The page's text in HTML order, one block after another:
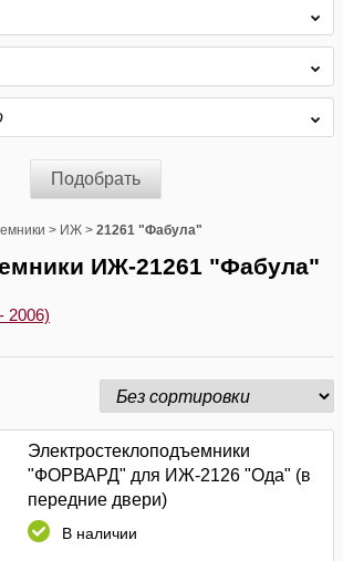
Подобрать
> ИЖ > 21261 "Фабула"
ИЖ-21261 "Фабула"
2006)
Электростеклоподъемники
"ФОРВАРД" для ИЖ-2126 "Ода" (в
передние двери)
В наличии